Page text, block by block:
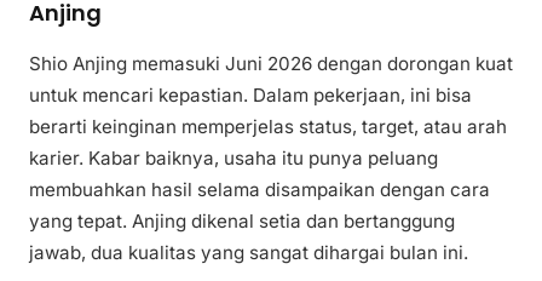
Anjing
Shio Anjing memasuki Juni 2026 dengan dorongan kuat
untuk mencari kepastian. Dalam pekerjaan, ini bisa
berarti keinginan memperjelas status, target, atau arah
karier. Kabar baiknya, usaha itu punya peluang
membuahkan hasil selama disampaikan dengan cara
yang tepat. Anjing dikenal setia dan bertanggung
jawab, dua kualitas yang sangat dihargai bulan ini.